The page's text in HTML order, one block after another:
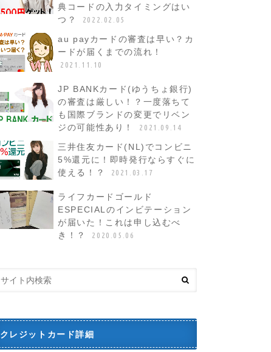
典コードの入力タイミングはい
つ？
2022.02.05
au payカードの審査は早い？カ
ードが届くまでの流れ！
2021.11.10
JP BANKカード(ゆうちょ銀行)
の審査は厳しい！？一度落ちて
も国際ブランドの変更でリベン
ジの可能性あり！
2021.09.14
三井住友カード(NL)でコンビニ
5%還元に！即時発行ならすぐに
使える！？
2021.03.17
ライフカードゴールド
ESPECIALのインビテーション
が届いた！これは申し込むべ
き！？
2020.05.06
クレジットカード詳細